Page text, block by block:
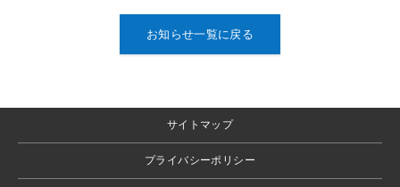
お知らせ一覧に戻る
サイトマップ
プライバシーポリシー